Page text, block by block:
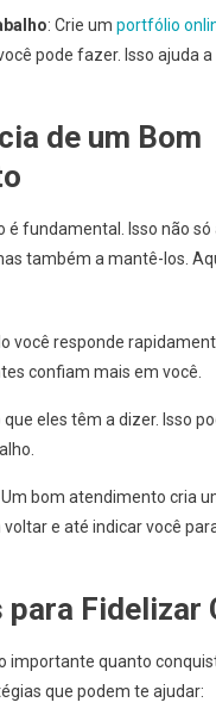
: Crie um portfólio
pode fazer. Isso ajuda a
de um Bom
é fundamental. Isso não só
também a mantê-los.
você responde
confiam mais em você.
que eles têm a dizer. Isso
Um bom atendimento cria
e até indicar você
Fidelizar
importante quanto
que podem te ajudar: